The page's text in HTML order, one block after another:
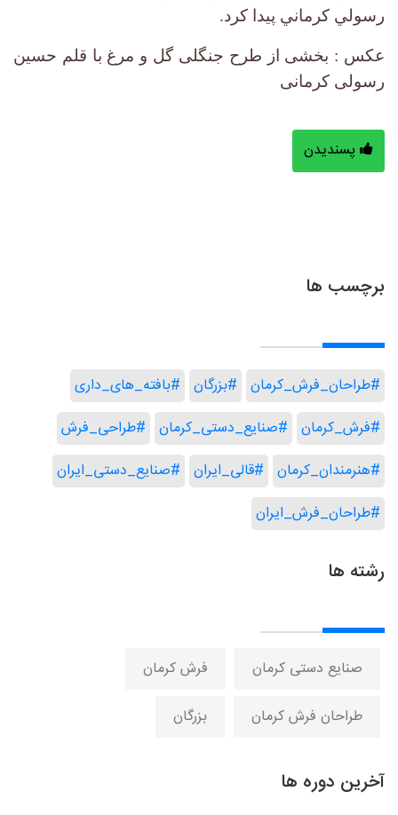
رسولي كرماني پيدا كرد.
عکس : بخشی از طرح جنگلی گل و مرغ با قلم حسین
رسولی کرمانی
پسندیدن
برچسب ها
#طراحان_فرش_کرمان #بزرگان
#بافته_های_داری
#فرش_کرمان
#صنایع_دستی_کرمان
#طراحی_فرش
#هنرمندان_کرمان
#قالی_ایران
#صنایع_دستی_ایران
#طراحان_فرش_ایران
رشته ها
صنایع دستی کرمان
فرش کرمان
طراحان فرش کرمان
بزرگان
آخرین دوره ها